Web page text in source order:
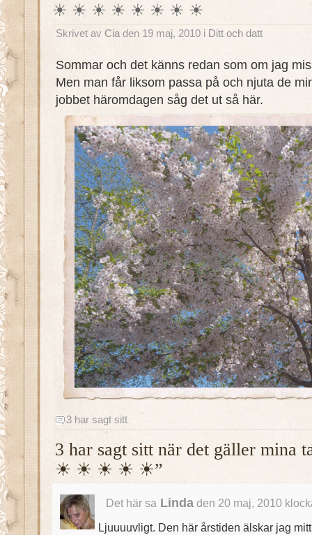
☀ ☀ ☀ ☀ ☀ ☀ ☀ ☀
Skrivet av Cia den 19 maj, 2010 i Ditt och datt
Sommar och det känns redan som om jag
Men man får liksom passa på och njuta de
jobbet häromdagen såg det ut så här.
3 har sagt sitt
3 har sagt sitt när det gäller
☀ ☀ ☀ ☀ ☀”
Det här sa Lindaden 20 maj, 2010
Ljuuuuvligt. Den här årstiden älskar jag